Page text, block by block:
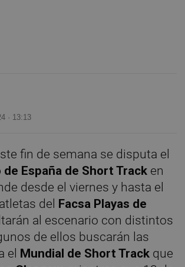
· 13:13
fin de semana se disputa el
España de Short Track en
desde el viernes y hasta el
del Facsa Playas de
al escenario con distintos
de ellos buscarán las
el Mundial de Short Track que